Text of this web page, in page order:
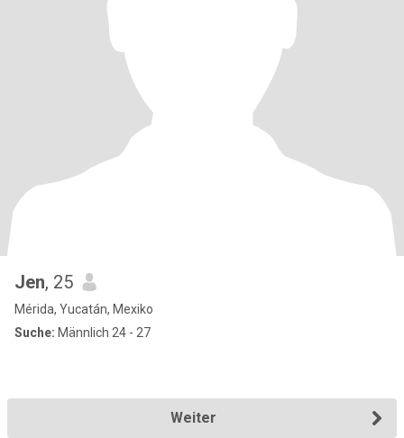
Jen, 25
Mérida, Yucatán, Mexiko
Suche: Männlich 24 - 27
Weiter